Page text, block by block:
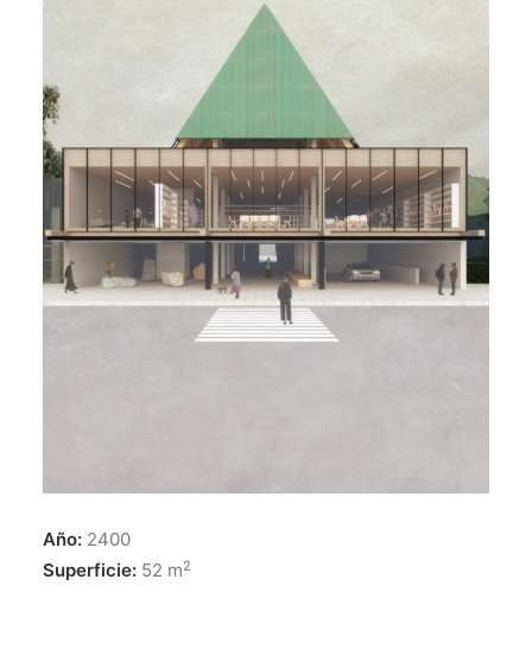
Año: 2400
Superficie: 52 m2